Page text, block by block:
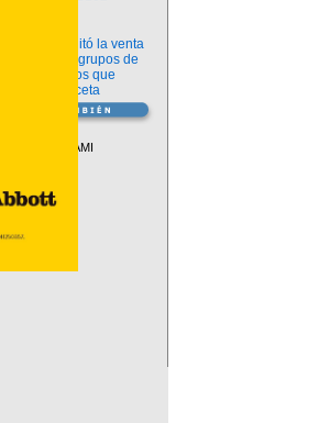
ANMAT habilitó la venta
libre de diez grupos de
medicamentos que
requerían receta
Descuentos PAMI